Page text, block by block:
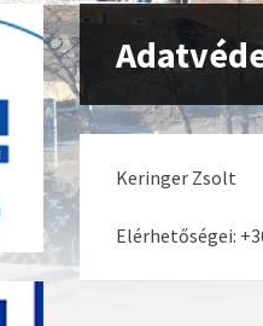
Keringer Zsolt
Elérhetőségei: